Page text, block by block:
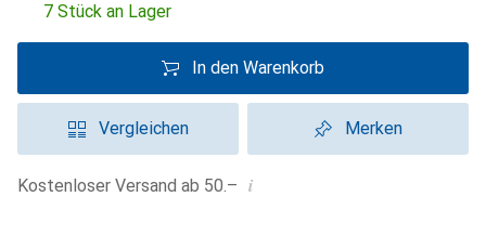
7 Stück an Lager
In den Warenkorb
Vergleichen Merken
Kostenloser Versand ab 50.– i